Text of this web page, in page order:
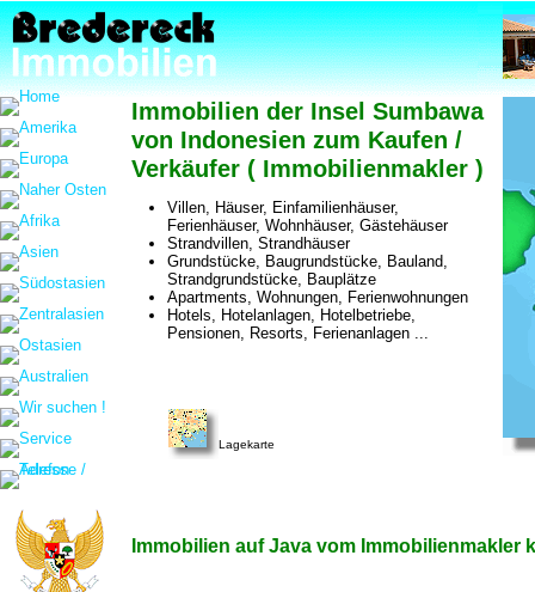
Immobilien der Insel Sumbawa
von Indonesien zum Kaufen /
Verkäufer ( Immobilienmakler )
Villen, Häuser, Einfamilienhäuser,
Ferienhäuser, Wohnhäuser, Gästehäuser
Strandvillen, Strandhäuser
Grundstücke, Baugrundstücke, Bauland,
Strandgrundstücke, Bauplätze
Apartments, Wohnungen, Ferienwohnungen
Hotels, Hotelanlagen, Hotelbetriebe,
Pensionen, Resorts, Ferienanlagen ...
Lagekarte
Immobilien auf Java vom Immobilienmakler